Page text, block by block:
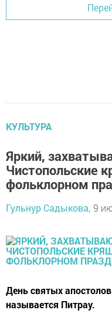
КУЛЬТУРА
Яркий,
Чистопольские
фольклорном
Гульнур Садыкова, 9
День святых
называется Питрау.